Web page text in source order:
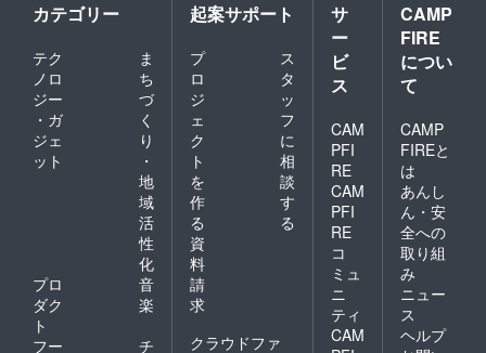
カテゴリー
テク
ノロ
ジー
・ガ
ジェ
ット
ま
ち
づ
く
り
・
地
域
活
性
化
プロ
ダク
ト
音
楽
フー
チ
起案サポート
プ
ロ
ジ
ェ
ク
ト
を
作
る
ス
タ
ッ
フ
に
相
談
す
る
資
料
請
求
クラウドファ
サ
ー
ビ
ス
CAM
PFI
RE
CAM
PFI
RE
コ
ミュ
ニ
ティ
CAM
CAMP
FIRE
につい
て
CAMP
FIREと
は
あんし
ん・安
全への
取り組
み
ニュー
ス
ヘルプ